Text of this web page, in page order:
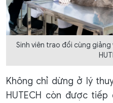
Sinh viên trao đổi cùng
Không chỉ dừng ở lý
HUTECH còn được